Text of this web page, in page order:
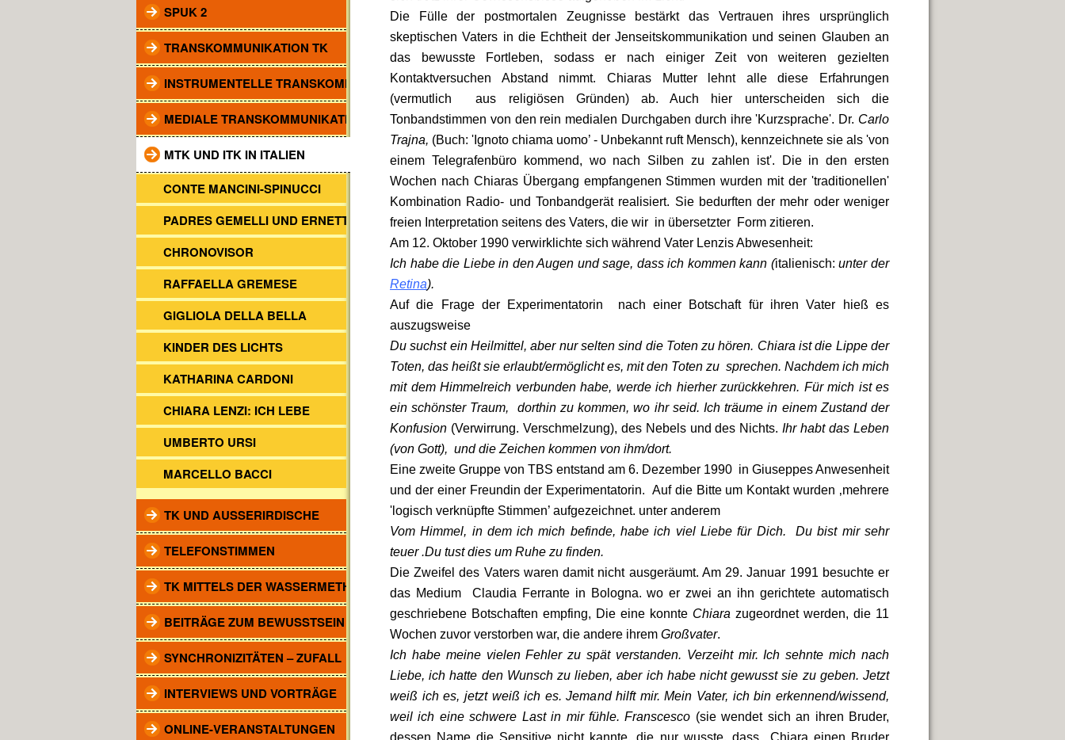
SPUK 2
TRANSKOMMUNIKATION TK
INSTRUMENTELLE TRANSKOMM.
MEDIALE TRANSKOMMUNIKATION
MTK UND ITK IN ITALIEN
CONTE MANCINI-SPINUCCI
PADRES GEMELLI UND ERNETTI
CHRONOVISOR
RAFFAELLA GREMESE
GIGLIOLA DELLA BELLA
KINDER DES LICHTS
KATHARINA CARDONI
CHIARA LENZI: ICH LEBE
UMBERTO URSI
MARCELLO BACCI
TK UND AUSSERIRDISCHE
TELEFONSTIMMEN
TK MITTELS DER WASSERMETHODE
BEITRÄGE ZUM BEWUSSTSEIN
SYNCHRONIZITÄTEN – ZUFALL
INTERVIEWS UND VORTRÄGE
ONLINE-VERANSTALTUNGEN
Die Fülle der postmortalen Zeugnisse bestärkt das Vertrauen ihres ursprünglich
skeptischen Vaters in die Echtheit der Jenseitskommunikation und seinen Glauben an
das bewusste Fortleben, sodass er nach einiger Zeit von weiteren gezielten
Kontaktversuchen Abstand nimmt. Chiaras Mutter lehnt alle diese Erfahrungen
(vermutlich aus religiösen Gründen) ab. Auch hier unterscheiden sich die
Tonbandstimmen von den rein medialen Durchgaben durch ihre 'Kurzsprache'. Dr. Carlo
Trajna, (Buch: 'Ignoto chiama uomo’ - Unbekannt ruft Mensch), kennzeichnete sie als 'von
einem Telegrafenbüro kommend, wo nach Silben zu zahlen ist'. Die in den ersten
Wochen nach Chiaras Übergang empfangenen Stimmen wurden mit der 'traditionellen'
Kombination Radio- und Tonbandgerät realisiert. Sie bedurften der mehr oder weniger
freien Interpretation seitens des Vaters, die wir in übersetzter Form zitieren.
Am 12. Oktober 1990 verwirklichte sich während Vater Lenzis Abwesenheit:
Ich habe die Liebe in den Augen und sage, dass ich kommen kann (italienisch: unter der
Retina).
Auf die Frage der Experimentatorin nach einer Botschaft für ihren Vater hieß es
auszugsweise
Du suchst ein Heilmittel, aber nur selten sind die Toten zu hören. Chiara ist die Lippe der
Toten, das heißt sie erlaubt/ermöglicht es, mit den Toten zu sprechen. Nachdem ich mich
mit dem Himmelreich verbunden habe, werde ich hierher zurückkehren. Für mich ist es
ein schönster Traum, dorthin zu kommen, wo ihr seid. Ich träume in einem Zustand der
Konfusion (Verwirrung. Verschmelzung), des Nebels und des Nichts.Ihr habt das Leben
(von Gott), und die Zeichen kommen von ihm/dort.
Eine zweite Gruppe von TBS entstand am 6. Dezember 1990 in Giuseppes Anwesenheit
und der einer Freundin der Experimentatorin. Auf die Bitte um Kontakt wurden ‚mehrere
'logisch verknüpfte Stimmen’ aufgezeichnet. unter anderem
Vom Himmel, in dem ich mich befinde, habe ich viel Liebe für Dich. Du bist mir sehr
teuer .Du tust dies um Ruhe zu finden.
Die Zweifel des Vaters waren damit nicht ausgeräumt. Am 29. Januar 1991 besuchte er
das Medium Claudia Ferrante in Bologna. wo er zwei an ihn gerichtete automatisch
geschriebene Botschaften empfing, Die eine konnte Chiara zugeordnet werden, die 11
Wochen zuvor verstorben war, die andere ihrem Großvater.
Ich habe meine vielen Fehler zu spät verstanden. Verzeiht mir. Ich sehnte mich nach
Liebe, ich hatte den Wunsch zu lieben, aber ich habe nicht gewusst sie zu geben. Jetzt
weiß ich es, jetzt weiß ich es. Jemand hilft mir. Mein Vater, ich bin erkennend/wissend,
weil ich eine schwere Last in mir fühle. Franscesco (sie wendet sich an ihren Bruder,
dessen Name die Sensitive nicht kannte, die nur wusste, dass Chiara einen Bruder